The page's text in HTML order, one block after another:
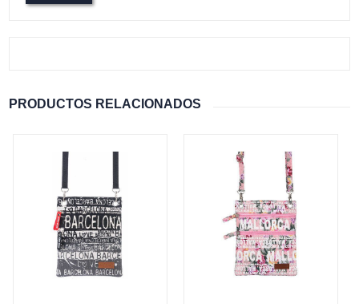
PRODUCTOS RELACIONADOS